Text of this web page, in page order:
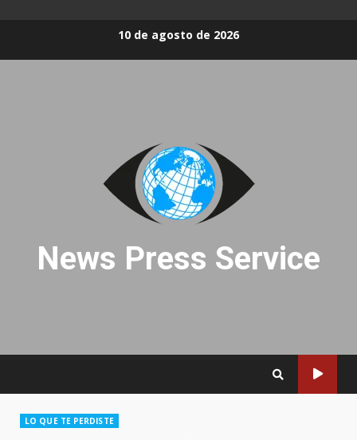
10 de agosto de 2026
News Press Service
LO QUE TE PERDISTE